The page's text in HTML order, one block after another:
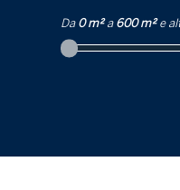
Da 0 m² a 600 m² e